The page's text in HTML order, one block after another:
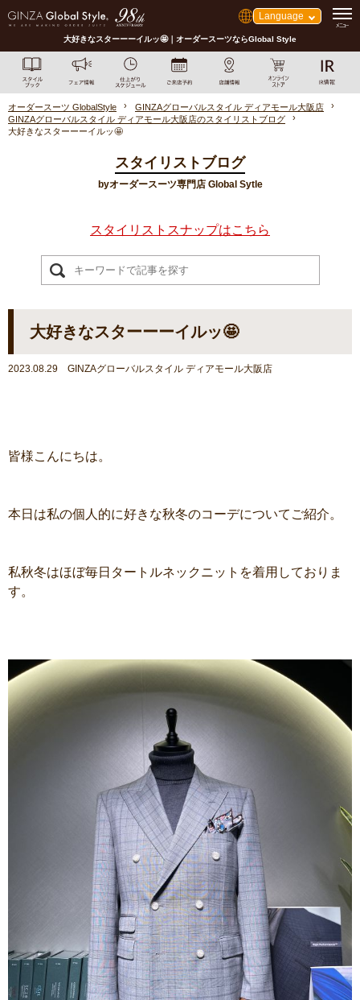
Language
大好きなスターーーイルッ🤩｜オーダースーツならGlobal Style
オーダースーツ GlobalStyle
GINZAグローバルスタイル ディアモール大阪店
GINZAグローバルスタイル ディアモール大阪店のスタイリストブログ
大好きなスターーーイルッ🤩
スタイリストブログ
byオーダースーツ専門店 Global Sytle
スタイリストスナップはこちら
大好きなスターーーイルッ🤩
2023.08.29 GINZAグローバルスタイル ディアモール大阪店
皆様こんにちは。
本日は私の個人的に好きな秋冬のコーデについてご紹介。
私秋冬はほぼ毎日タートルネックニットを着用しておりま
す。